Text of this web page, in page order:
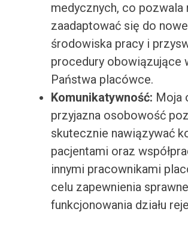
medycznych, co pozwala
zaadaptować się do
środowiska pracy i
procedury obowiązujące
Państwa placówce.
Komunikatywność: Moja
przyjazna osobowość
skutecznie nawiązywać
pacjentami oraz
innymi pracownikami
celu zapewnienia
funkcjonowania działu